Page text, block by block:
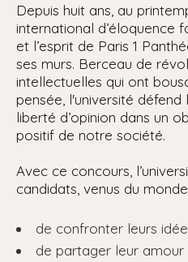
Depuis huit ans, au
international d’éloquence
et l’esprit de Paris 1
ses murs. Berceau de
intellectuelles qui ont
pensée, l'université
liberté d’opinion dans un
positif de notre société.
Avec ce concours,
candidats, venus du
de confronter leurs
de partager leur amour